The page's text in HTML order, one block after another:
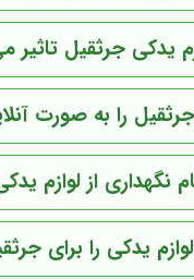
یدکی جرثقیل تاثیر
را به صورت
نگهداری از لوازم
یدکی را برای